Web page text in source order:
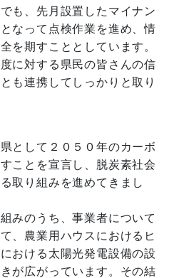
も、先月設置したマイナン
なって点検作業を進め、情
を期すこととしています。
に対する県民の皆さんの信
も連携してしっかりと取り
として２０５０年のカーボ
ことを宣言し、脱炭素社会
取り組みを進めてきまし
みのうち、事業者について
、農業用ハウスにおけるヒ
おける太陽光発電設備の設
が広がっています。その結